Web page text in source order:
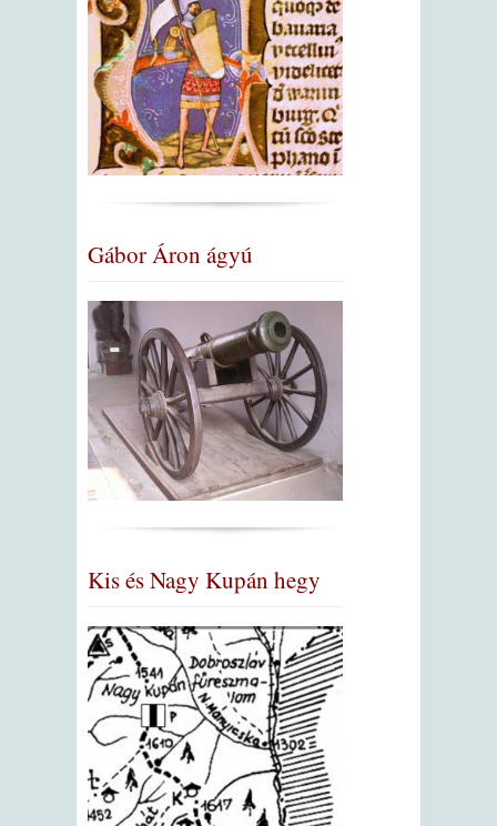
Gábor Áron ágyú
Kis és Nagy Kupán hegy